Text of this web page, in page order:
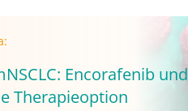
Encorafenib und
Therapieoption